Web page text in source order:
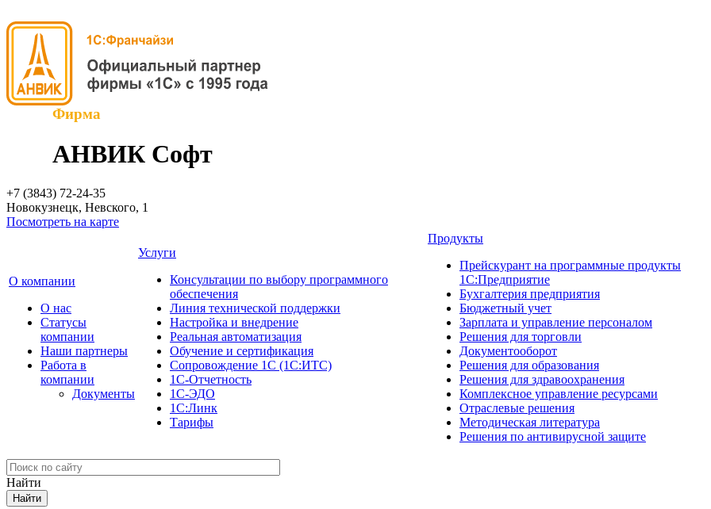
Фирма
АНВИК Софт
+7 (3843) 72-24-35
Новокузнецк, Невского, 1
Посмотреть на карте
О компании
О нас
Cтатусы
компании
Наши партнеры
Работа в
компании
Документы
Услуги
Консультации по выбору программного
обеспечения
Линия технической поддержки
Настройка и внедрение
Реальная автоматизация
Обучение и сертификация
Сопровождение 1С (1С:ИТС)
1С-Отчетность
1С-ЭДО
1С:Линк
Тарифы
Продукты
Прейскурант на программные продукты
1С:Предприятие
Бухгалтерия предприятия
Бюджетный учет
Зарплата и управление персоналом
Решения для торговли
Документооборот
Решения для образования
Решения для здравоохранения
Комплексное управление ресурсами
Отраслевые решения
Методическая литература
Решения по антивирусной защите
Найти